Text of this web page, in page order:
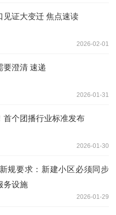
见证大变迁 焦点速读
2026-02-01
要澄清 速递
2026-01-31
首个团播行业标准发布
2026-01-30
规要求：新建小区必须同步
务设施
2026-01-29